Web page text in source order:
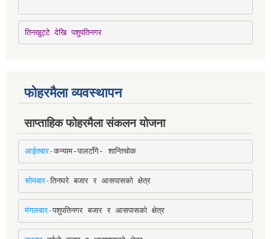
तिनखुट्टे देखि पशुपतिनगर
फोहरमैला व्यवस्थापन
साप्ताहिक फोहरमैला संकलन योजना
आईतबार-कन्याम-पालटाँगे- शान्तिचोक
सोमबार-तिनघरे बजार र आसपासको क्षेत्र
मंगलबार-पशुपतिनगर बजार र आसपासको क्षेत्र